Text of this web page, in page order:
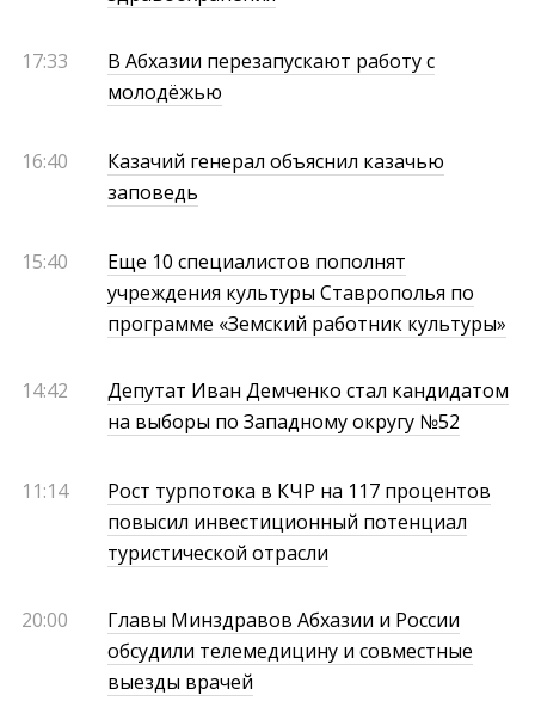
17:33
В Абхазии перезапускают работу с
молодёжью
16:40
Казачий генерал объяснил казачью
заповедь
15:40
Еще 10 специалистов пополнят
учреждения культуры Ставрополья по
программе «Земский работник культуры»
14:42
Депутат Иван Демченко стал кандидатом
на выборы по Западному округу №52
11:14
Рост турпотока в КЧР на 117 процентов
повысил инвестиционный потенциал
туристической отрасли
20:00
Главы Минздравов Абхазии и России
обсудили телемедицину и совместные
выезды врачей